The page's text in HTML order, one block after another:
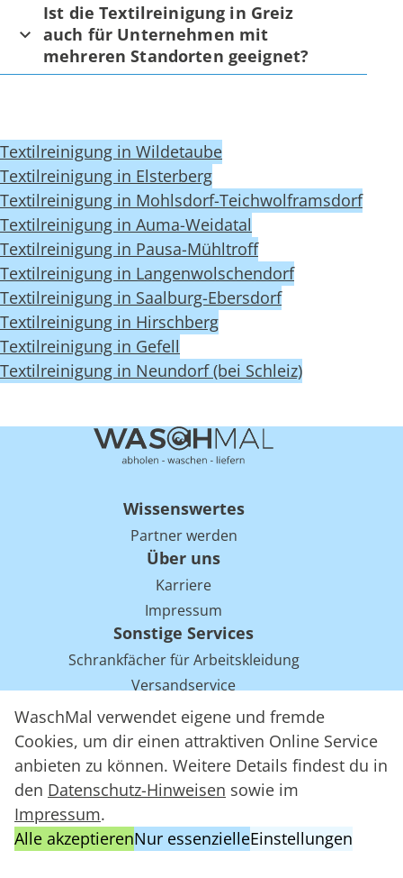
WaschMal verwendet eigene und fremde
Cookies, um dir einen attraktiven Online Service
anbieten zu können. Weitere Details findest du in
den Datenschutz-Hinweisen sowie im
Impressum.
Alle akzeptierenNur essenzielleEinstellungen
Ist die Textilreinigung in Greiz
auch für Unternehmen mit
mehreren Standorten geeignet?
Textilreinigung in Wildetaube
Textilreinigung in Elsterberg
Textilreinigung in Mohlsdorf-Teichwolframsdorf
Textilreinigung in Auma-Weidatal
Textilreinigung in Pausa-Mühltroff
Textilreinigung in Langenwolschendorf
Textilreinigung in Saalburg-Ebersdorf
Textilreinigung in Hirschberg
Textilreinigung in Gefell
Textilreinigung in Neundorf (bei Schleiz)
Wissenswertes
Partner werden
Über uns
Karriere
Impressum
Sonstige Services
Schrankfächer für Arbeitskleidung
Versandservice
Einsparpotentiale für Mietwäsche bei Arbeitskleidung
Arbeitskleidung Tracking mit RFID
WaschMal GmbH 2016 – 2026
Datenschutz
Allgemeine Geschäftsbedingungen